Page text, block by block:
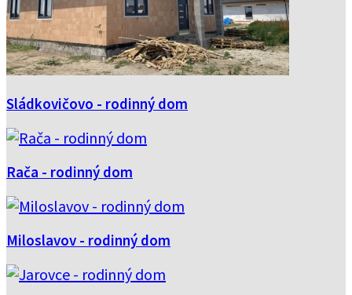
Sládkovičovo - rodinný dom
Rača - rodinný dom
Miloslavov - rodinný dom